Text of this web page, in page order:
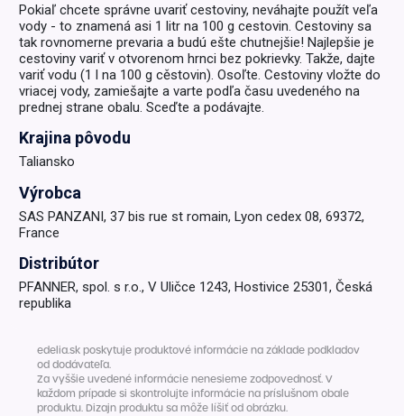
Pokiaľ chcete správne uvariť cestoviny, neváhajte použít veľa
vody - to znamená asi 1 litr na 100 g cestovin. Cestoviny sa
tak rovnomerne prevaria a budú ešte chutnejšie! Najlepšie je
cestoviny variť v otvorenom hrnci bez pokrievky. Takže, dajte
variť vodu (1 l na 100 g cěstovin). Osoľte. Cestoviny vložte do
vriacej vody, zamiešajte a varte podľa času uvedeného na
prednej strane obalu. Sceďte a podávajte.
Krajina pôvodu
Taliansko
Výrobca
SAS PANZANI, 37 bis rue st romain, Lyon cedex 08, 69372,
France
Distribútor
PFANNER, spol. s r.o., V Uličce 1243, Hostivice 25301, Česká
republika
edelia.sk poskytuje produktové informácie na základe podkladov
od dodávateľa.
Za vyššie uvedené informácie nenesieme zodpovednosť. V
každom prípade si skontrolujte informácie na príslušnom obale
produktu. Dizajn produktu sa môže líšiť od obrázku.